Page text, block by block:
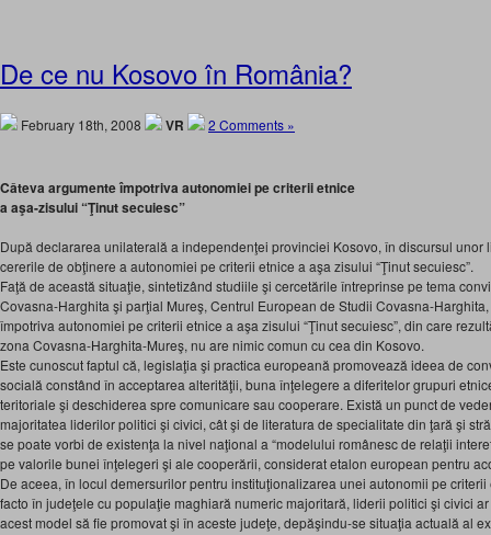
De ce nu Kosovo în România?
February 18th, 2008 VR 2 Comments »
Câteva argumente împotriva autonomiei pe criterii etnice
a aşa-zisului “Ţinut secuiesc”
După declararea unilaterală a independenţei provinciei Kosovo, în discursul unor
cererile de obţinere a autonomiei pe criterii etnice a aşa zisului “Ţinut secuiesc”.
Faţă de această situaţie, sintetizând studiile şi cercetările întreprinse pe tema
Covasna-Harghita şi parţial Mureş, Centrul European de Studii Covasna-
împotriva autonomiei pe criterii etnice a aşa zisului “Ţinut secuiesc”, din care
zona Covasna-Harghita-Mureş, nu are nimic comun cu cea din Kosovo.
Este cunoscut faptul că, legislaţia şi practica europeană promovează ideea de
socială constând în acceptarea alterităţii, buna înţelegere a diferitelor grupuri
teritoriale şi deschiderea spre comunicare sau cooperare. Există un punct de
majoritatea liderilor politici şi civici, cât şi de literatura de specialitate din ţară şi
se poate vorbi de existenţa la nivel naţional a “modelului românesc de relaţii
pe valorile bunei înţelegeri şi ale cooperării, considerat etalon european pentru
De aceea, în locul demersurilor pentru instituţionalizarea unei autonomii pe
facto în judeţele cu populaţie maghiară numeric majoritară, liderii politici şi civici
acest model să fie promovat şi în aceste judeţe, depăşindu-se situaţia actuală al